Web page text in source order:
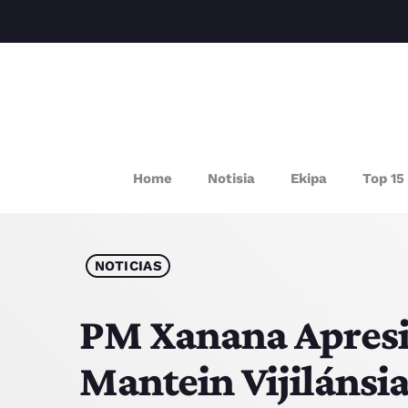
Home Notisia Ekipa Top 15
NOTICIAS
PM Xanana
Mantein